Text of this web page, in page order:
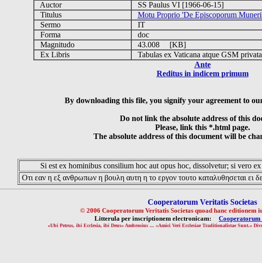
Auctor
SS Paulus VI [1966-06-15]
Titulus
Motu Proprio 'De Episcoporum
Sermo
IT
Forma
doc
Magnitudo
43.008 [KB]
Ex Libris
Tabulas ex Vaticana atque GSM
Ante
Reditus in indicem primum
By downloading this file, you signify your agreement to
Do not link the absolute address of this
Please, link this *.html page.
The absolute address of this document will be
Si est ex hominibus consilium hoc aut opus hoc, dissolvetur; si vero
Οτι εαν η εξ ανθρωπων η βουλη αυτη η το εργον τουτο καταλυθησεται ει
Cooperatorum Veritatis Societas
© 2006 Cooperatorum Veritatis Societas quoad hanc editionem
Litterula per inscriptionem electronicam: Cooperatorum
«Ubi Petrus, ibi Ecclesia, ibi Deus» Ambrosius ... «Amici Veri Ecclesiae Traditionalistae Sunt.»